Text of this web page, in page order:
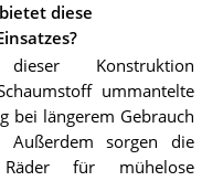
diese
Konstruktion
ummantelte
bei längerem Gebrauch
Außerdem sorgen die
für mühelose